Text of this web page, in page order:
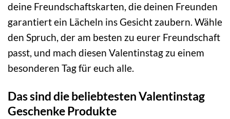
deine Freundschaftskarten, die deinen Freunden
garantiert ein Lächeln ins Gesicht zaubern. Wähle
den Spruch, der am besten zu eurer Freundschaft
passt, und mach diesen Valentinstag zu einem
besonderen Tag für euch alle.
Das sind die beliebtesten Valentinstag
Geschenke Produkte